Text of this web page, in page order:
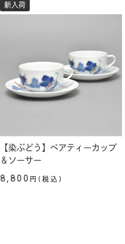
新入荷
【染ぶどう】ペアティーカップ
＆ソーサー
8,800 円(税込)